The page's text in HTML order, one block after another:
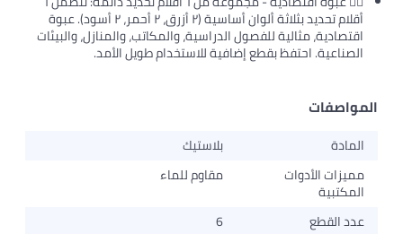
أقلام تحديد بثلاثة ألوان أساسية (٢ أزرق، ٢ أحمر، ٢ أسود). عبوة
اقتصادية، مثالية للفصول الدراسية، والمكاتب، والمنازل، والبيئات
الصناعية. احتفظ بقطع إضافية للاستخدام طويل الأمد.
المواصفات
المادة
بلاستيك
مميزات الأدوات
المكتبية
مقاوم للماء
عدد القطع
6